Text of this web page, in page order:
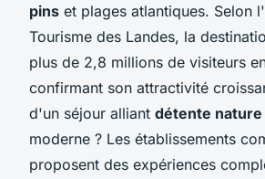
pins et plages atlantiques. Selon
Tourisme des Landes, la
plus de 2,8 millions de visiteurs
confirmant son attractivité
d'un séjour alliant détente nature
moderne ? Les établissements
proposent des expériences